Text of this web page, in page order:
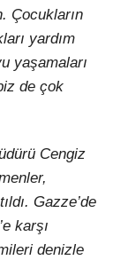
Çocukların
yardım
yaşamaları
de çok
Cengiz
Gazze’de
karşı
denizle